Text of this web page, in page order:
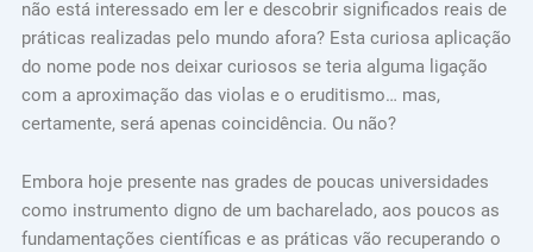
não está interessado em ler e descobrir significados reais de
práticas realizadas pelo mundo afora? Esta curiosa aplicação
do nome pode nos deixar curiosos se teria alguma ligação
com a aproximação das violas e o eruditismo… mas,
certamente, será apenas coincidência. Ou não?
Embora hoje presente nas grades de poucas universidades
como instrumento digno de um bacharelado, aos poucos as
fundamentações científicas e as práticas vão recuperando o